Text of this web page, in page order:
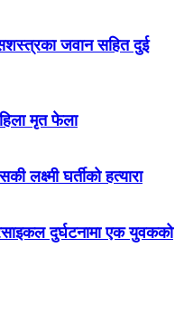
जवान सहित दुई
मृत फेला
लक्ष्मी घर्तीको हत्यारा
दुर्घटनामा एक युवकको